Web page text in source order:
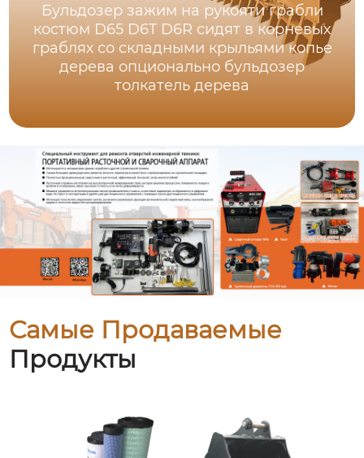
Бульдозер зажим на рукояти грабли
костюм D65 D6T D6R сидят в корневых
граблях со складными крыльями копье
дерева опционально бульдозер
толкатель дерева
Самые Продаваемые
Продукты